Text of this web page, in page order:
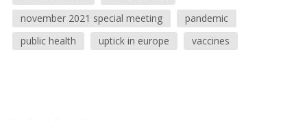
november 2021 special meeting
pandemic
public health
uptick in europe vaccines